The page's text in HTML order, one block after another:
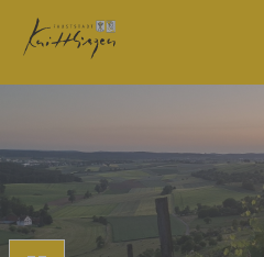
Zum Hauptinhalt springen